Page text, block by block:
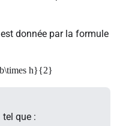
donnée par la formule
h}{2}
tel que :